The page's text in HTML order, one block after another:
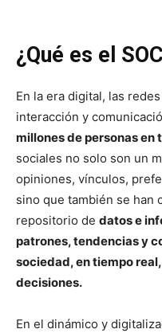
¿Qué es el
En la era digital, las
interacción y
millones de personas en
sociales no solo son un
opiniones, vínculos,
sino que también se han
repositorio de datos e
patrones, tendencias y
sociedad, en tiempo
decisiones.
En el dinámico y